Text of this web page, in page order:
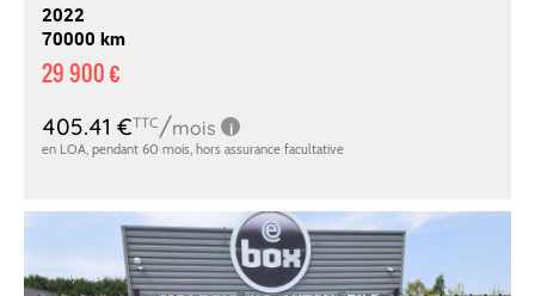
2022
70000 km
29 900 €